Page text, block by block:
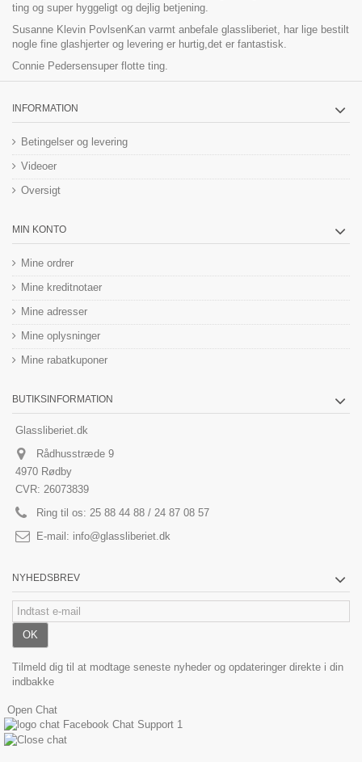
ting og super hyggeligt og dejlig betjening.
Susanne Klevin PovlsenKan varmt anbefale glassliberiet, har lige bestilt
nogle fine glashjerter og levering er hurtig,det er fantastisk.
Connie Pedersensuper flotte ting.
INFORMATION
Betingelser og levering
Videoer
Oversigt
MIN KONTO
Mine ordrer
Mine kreditnotaer
Mine adresser
Mine oplysninger
Mine rabatkuponer
BUTIKSINFORMATION
Glassliberiet.dk
Rådhusstræde 9
4970 Rødby
CVR: 26073839
Ring til os: 25 88 44 88 / 24 87 08 57
E-mail: info@glassliberiet.dk
NYHEDSBREV
OK
Tilmeld dig til at modtage seneste nyheder og opdateringer direkte i din
indbakke
Open Chat
Facebook Chat Support 1